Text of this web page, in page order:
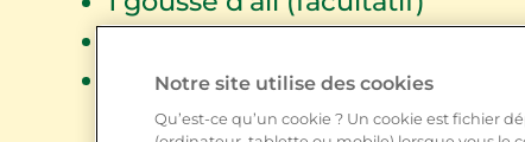
paquet de Leerdammer®
Caractère
Notre site utilise des cookies
Qu’est-ce qu’un cookie ? Un cookie est fichier